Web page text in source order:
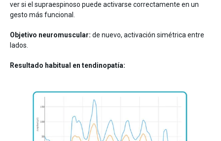
ver si el supraespinoso puede activarse correctamente en un
gesto más funcional.
Objetivo neuromuscular: de nuevo, activación simétrica entre
lados.
Resultado habitual en tendinopatía: